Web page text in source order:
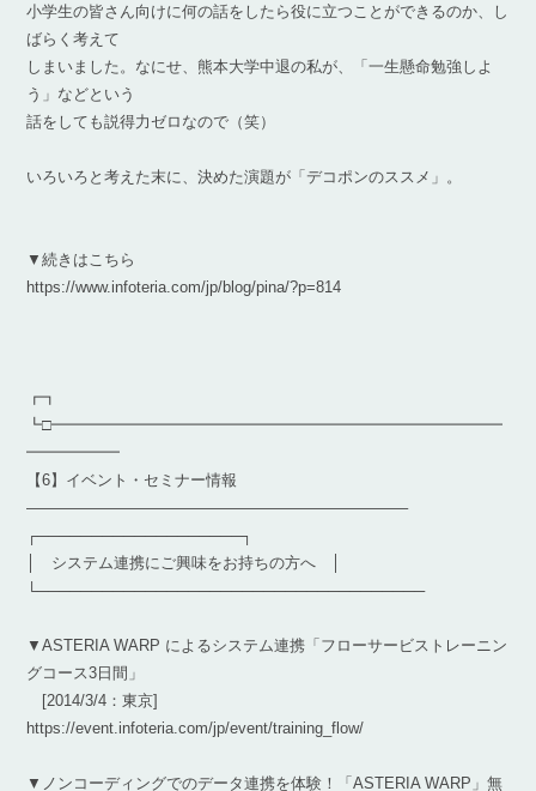
小学生の皆さん向けに何の話をしたら役に立つことができるのか、し
ばらく考えて
しまいました。なにせ、熊本大学中退の私が、「一生懸命勉強しよ
う」などという
話をしても説得力ゼロなので（笑）
いろいろと考えた末に、決めた演題が「デコポンのススメ」。
▼続きはこちら
https://www.infoteria.com/jp/blog/pina/?p=814
┏┓
┗□━━━━━━━━━━━━━━━━━━━━━━━━━━━━━
━━━━━━
【6】イベント・セミナー情報
————————————————————————–
┌───────────────────┐
│ システム連携にご興味をお持ちの方へ │
└────────────────────────────────────
▼ASTERIA WARP によるシステム連携「フローサービストレーニン
グコース3日間」
[2014/3/4：東京]
https://event.infoteria.com/jp/event/training_flow/
▼ノンコーディングでのデータ連携を体験！「ASTERIA WARP」無